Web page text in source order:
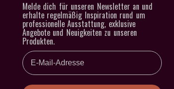
Melde dich für unseren Newsletter an und
erhalte regelmäßig Inspiration rund um
professionelle Ausstattung, exklusive
Angebote und Neuigkeiten zu unseren
Produkten.
Email